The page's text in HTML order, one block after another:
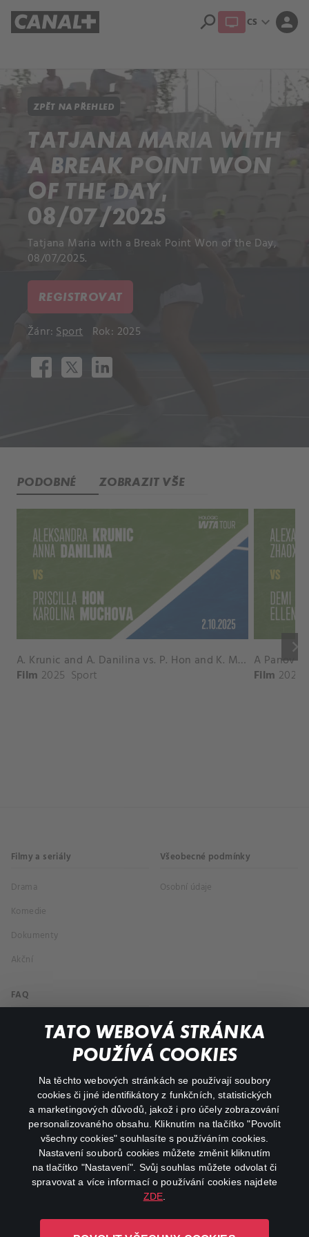
TATO WEBOVÁ STRÁNKA
POUŽÍVÁ COOKIES
Na těchto webových stránkách se používají soubory
cookies či jiné identifikátory z funkčních, statistických
a marketingových důvodů, jakož i pro účely zobrazování
personalizovaného obsahu. Kliknutím na tlačítko "Povolit
všechny cookies" souhlasíte s používáním cookies.
Nastavení souborů cookies můžete změnit kliknutím
na tlačítko "Nastavení". Svůj souhlas můžete odvolat či
spravovat a více informací o používání cookies najdete
ZDE
search CS expand_more person
ZPĚT NA PŘEHLED
TATJANA MARIA WITH
A BREAK POINT WON
OF THE DAY,
08/07/2025
Tatjana Maria with a Break Point Won of the Day,
08/07/2025.
REGISTROVAT
Žánr:Sport Rok: 2025
PODOBNÉ ZOBRAZIT VŠE
keyboard_arrow_right
A. Krunic and A. Danilina vs. P. Hon and K. Muchova Match Highlights - BEIJING_Capital Group Diamond ( October 02, 2025)
Film 2025 Sport Film 2026
Filmy a seriály
Drama
Komedie
Dokumenty
Akční
Všeobecné podmínky
Osobní údaje
FAQ
Můj účet
Důležité odkazy
facebookinstagram
youtube